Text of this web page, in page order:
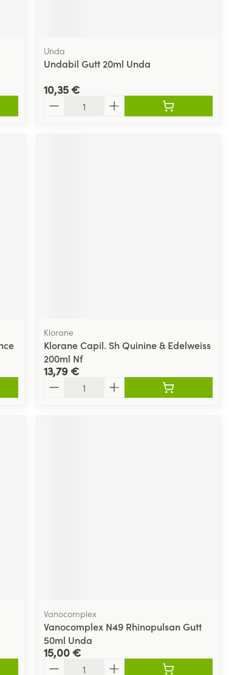
Unda
Undabil Gutt 20ml Unda
10,35 €
Klorane
Klorane Capil. Sh Quinine & Edelweiss
200ml Nf
13,79 €
Vanocomplex
Vanocomplex N49 Rhinopulsan Gutt
50ml Unda
15,00 €